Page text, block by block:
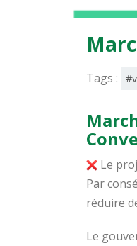
Tags :
Le
Par
réduire
Le